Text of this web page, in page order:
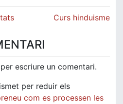
Curs hinduisme
per escriure un comentari.
per reduir els
com es processen les